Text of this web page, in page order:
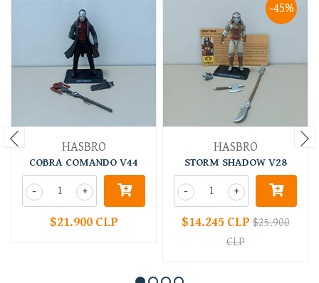
HASBRO
COBRA COMANDO V44
+
-
$21.900 CLP
-45%
HASBRO
STORM SHADOW V28
+
-
$14.245 CLP$25.900
CLP